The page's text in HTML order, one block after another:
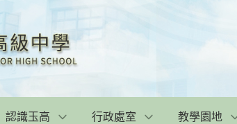
認識玉高 行政處室 教學園地